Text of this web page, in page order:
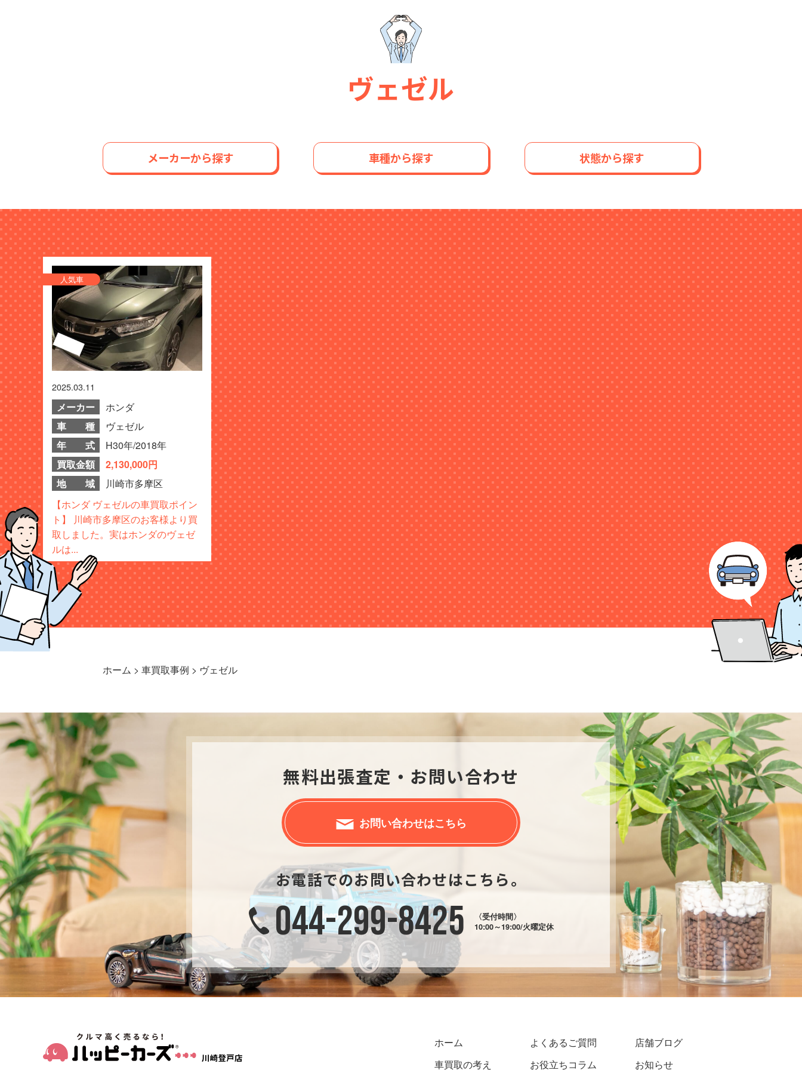
ヴェゼル
メーカーから探す 車種から探す 状態から探す
人気車
2025.03.11
メーカー
ホンダ
車 種
ヴェゼル
年 式
H30年/2018年
買取金額
2,130,000円
地 域
川崎市多摩区
【ホンダ ヴェゼルの車買取ポイン
ト】 川崎市多摩区のお客様より買
取しました。実はホンダのヴェゼ
ルは...
ホーム > 車買取事例 > ヴェゼル
無料出張査定・お問い合わせ
お問い合わせはこちら
お電話でのお問い合わせはこちら。
044-299-8425
〈受付時間〉
10:00～19:00/火曜定休
ホーム
車買取の考え
よくあるご質問
お役立ちコラム
店舗ブログ
お知らせ